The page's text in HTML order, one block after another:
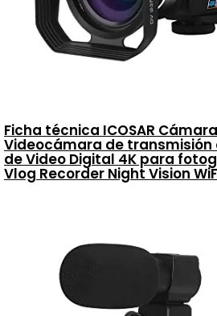
Ficha técnica ICOSAR
Videocámara de transmisión
de Video Digital 4K para
Vlog Recorder Night Vision